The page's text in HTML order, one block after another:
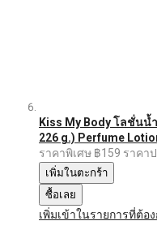
Kiss My Body โลชั่น
226 g.) Perfume
ราคาพิเศษ ฿159 ราคา
เพิ่มในตะกร้า
ซื้อเลย
เพิ่มเข้าในรายการที่ต้อ